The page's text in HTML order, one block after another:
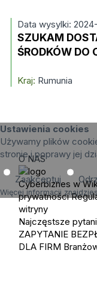
Data wysylki:
SZUKAM
ŚRODKÓW DO
Kraj: Rumunia
Ustawienia cookies
Używamy plików
stronie i poprawy jej
Zaakceptuj
Więcej informacji
O NAS
Cyberbiznes w
prywatności
witryny
Najczęstsze
ZAPYTANIE
DLA FIRM